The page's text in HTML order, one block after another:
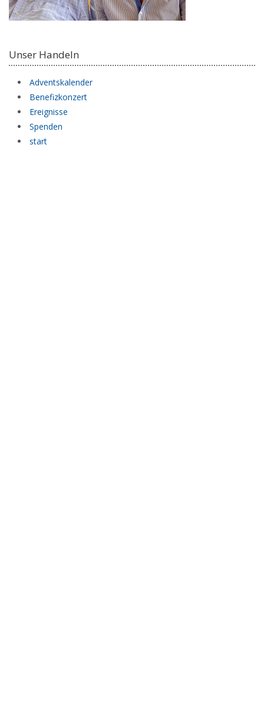
Unser Handeln
Adventskalender
Benefizkonzert
Ereignisse
Spenden
start